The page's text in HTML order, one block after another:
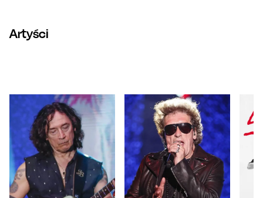
Artyści